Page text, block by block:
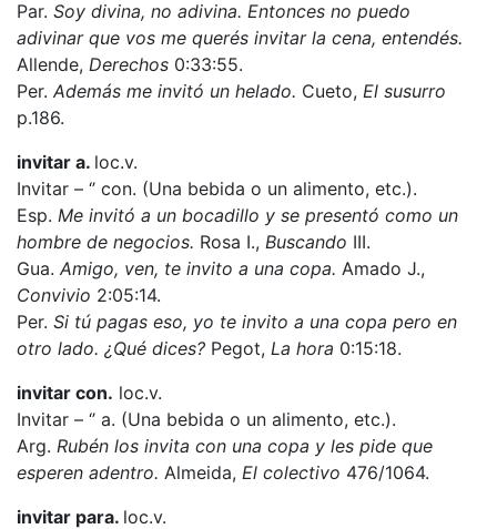
Par. Soy divina, no adivina. Entonces no puedo
adivinar que vos me querés invitar la cena, entendés.
Allende, Derechos 0:33:55.
Per. Además me invitó un helado. Cueto, El susurro
p.186.
invitar a. loc.v.
Invitar – ‘’ con. (Una bebida o un alimento, etc.).
Esp. Me invitó a un bocadillo y se presentó como un
hombre de negocios. Rosa I., Buscando III.
Gua. Amigo, ven, te invito a una copa. Amado J.,
Convivio 2:05:14.
Per. Si tú pagas eso, yo te invito a una copa pero en
otro lado. ¿Qué dices? Pegot, La hora 0:15:18.
invitar con. loc.v.
Invitar – ‘’ a. (Una bebida o un alimento, etc.).
Arg. Rubén los invita con una copa y les pide que
esperen adentro. Almeida, El colectivo 476/1064.
invitar para. loc.v.